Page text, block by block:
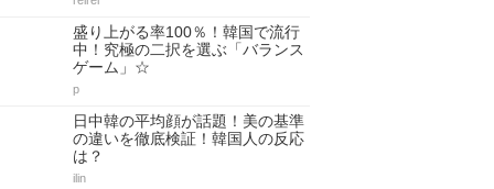
盛り上がる率100％！韓国で流行
中！究極の二択を選ぶ「バランス
ゲーム」☆
p
日中韓の平均顔が話題！美の基準
の違いを徹底検証！韓国人の反応
は？
ilin